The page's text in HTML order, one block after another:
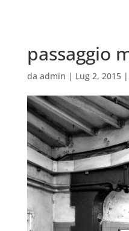
passaggio
da admin | Lug 2, 2015|